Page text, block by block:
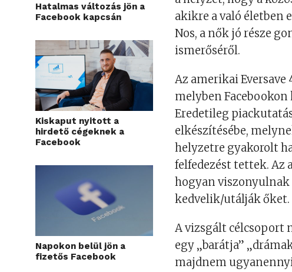
Hatalmas változás jön a
Facebook kapcsán
Kiskaput nyitott a
hirdető cégeknek a
Facebook
Napokon belül jön a
fizetős Facebook
akikre a való életben
Nos, a nők jó része
ismerőséről.
Az amerikai
melyben
Eredetileg
elkészítésébe,
helyzetre gyakorolt
felfedezést tettek. Az
hogyan
kedvelik/utálják őket.
A vizsgált célcsoport
egy „barátja”
majdnem